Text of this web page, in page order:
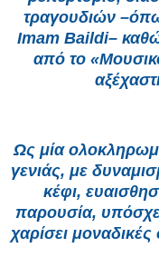
τραγουδιών
Imam Baildi–
από το
Ως μία
γενιάς, με
κέφι,
παρουσία,
χαρίσει